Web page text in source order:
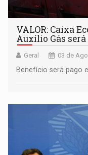
VALOR: Caixa
Auxílio Gás será
Geral 03 de
Benefício será pago